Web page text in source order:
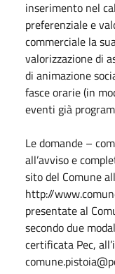
inserimento nel
preferenziale e
commerciale la
valorizzazione di
di animazione
fasce orarie (in
eventi già
Le domande –
all’avviso e
sito del Comune
http://
presentate al
secondo due
certificata Pec,